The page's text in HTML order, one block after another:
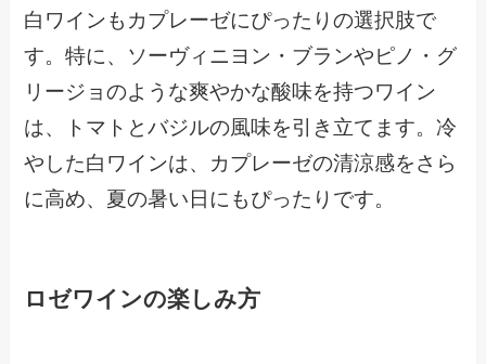
白ワインもカプレーゼにぴったりの選択肢で
す。特に、ソーヴィニヨン・ブランやピノ・グ
リージョのような爽やかな酸味を持つワイン
は、トマトとバジルの風味を引き立てます。冷
やした白ワインは、カプレーゼの清涼感をさら
に高め、夏の暑い日にもぴったりです。
ロゼワインの楽しみ方